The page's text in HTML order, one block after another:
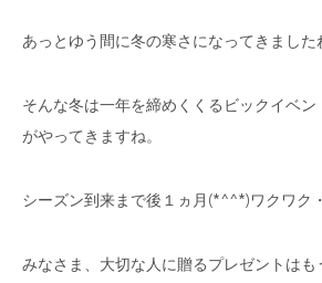
あっとゆう間に冬の寒さになってきました
そんな冬は一年を締めくくるビックイベン
がやってきますね。
シーズン到来まで後１ヵ月(*^^*)ワクワク
みなさま、大切な人に贈るプレゼントはも